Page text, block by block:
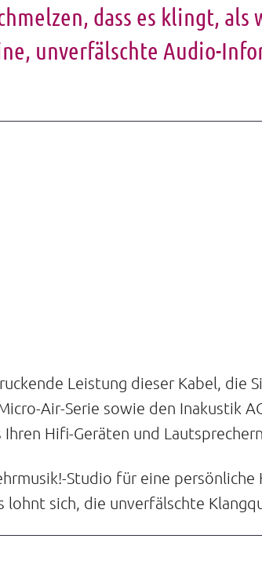
dass es klingt,
unverfälschte Audio-
Leistung dieser Kabel, die
Air-Serie sowie den Inakustik
Ihren Hifi-Geräten und
Studio für eine
lohnt sich, die unverfälschte